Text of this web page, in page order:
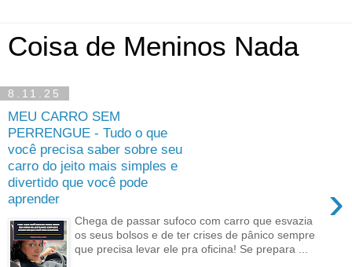
Coisa de Meninos Nada
8.11.25
MEU CARRO SEM
PERRENGUE - Tudo o que
você precisa saber sobre seu
carro do jeito mais simples e
divertido que você pode
aprender
›
Chega de passar sufoco com carro que esvazia
os seus bolsos e de ter crises de pânico sempre
que precisa levar ele pra oficina! Se prepara ...